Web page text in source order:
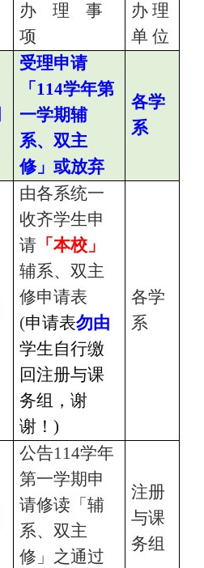
办 理 事
项
办 理
单 位
受理申请
「114学年第
一学期辅
系、双主
修」或放弃
各学
系
由各系统一
收齐学生申
请 「本校」
辅系、双主
修申请表
(申请表勿由
学生自行缴
回注册与课
务组，谢
谢！)
各学
系
公告114学年
第一学期申
请修读「辅
系、双主
修」之通过
注册
与课
务组